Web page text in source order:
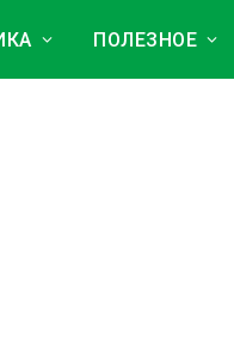
ПОЛЕЗНОЕ